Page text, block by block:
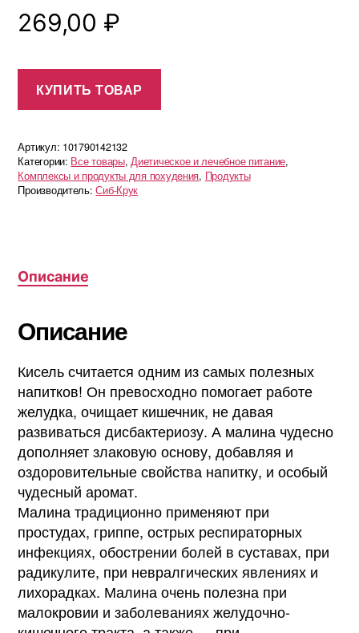
269,00 ₽
КУПИТЬ ТОВАР
Артикул: 101790142132
Категории: Все товары,Диетическое и лечебное питание,
Комплексы и продукты для похудения, Продукты
Производитель:Сиб-Крук
Описание
Описание
Кисель считается одним из самых полезных
напитков! Он превосходно помогает работе
желудка, очищает кишечник, не давая
развиваться дисбактериозу. А малина чудесно
дополняет злаковую основу, добавляя и
оздоровительные свойства напитку, и особый
чудесный аромат.
Малина традиционно применяют при
простудах, гриппе, острых респираторных
инфекциях, обострении болей в суставах, при
радикулите, при невралгических явлениях и
лихорадках. Малина очень полезна при
малокровии и заболеваниях желудочно-